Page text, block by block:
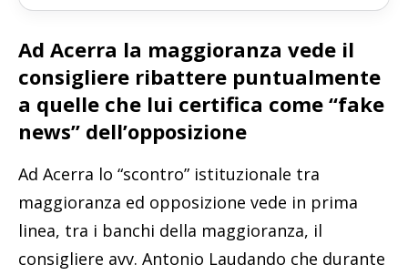
Ad Acerra la maggioranza vede il
consigliere ribattere puntualmente
a quelle che lui certifica come “fake
news” dell’opposizione
Ad Acerra lo “scontro” istituzionale tra
maggioranza ed opposizione vede in prima
linea, tra i banchi della maggioranza, il
consigliere avv. Antonio Laudando che durante